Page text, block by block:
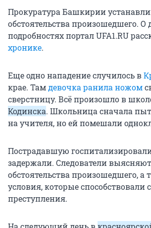
Прокуратура Башкирии
обстоятельства произошедшего. О
подробностях портал UFA1.RU
хронике.
Еще одно нападение случилось в
крае. Тамдевочка ранила ножом
сверстницу. Всё произошло в
Кодинска. Школьница сначала
на учителя, но ей помешали
Пострадавшую
задержали. Следователи
обстоятельства произошедшего, а
условия, которые способствовали
преступления.